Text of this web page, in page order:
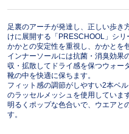
足裏のアーチが発達し、正しい歩き
けに展開する「PRESCHOOL」シリ
かかとの安定性を重視し、かかとを
インナーソールには抗菌・消臭効果
収・拡散してドライ感を保つウォー
靴の中を快適に保ちます。
フィット感の調節がしやすい2本ベ
のラッセルメッシュを使用しています
明るくポップな色合いで、ウエアと
す。